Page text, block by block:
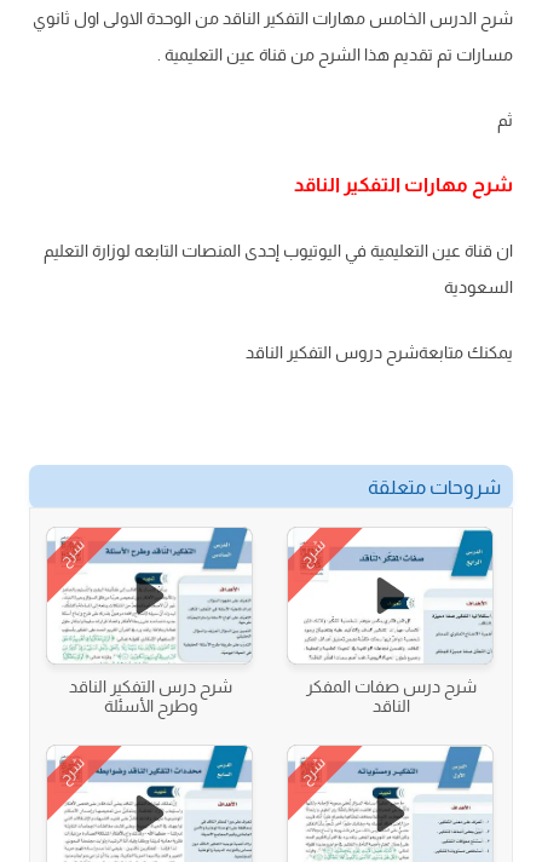
شرح الدرس الخامس مهارات التفكير الناقد من الوحدة الاولى اول ثانوي
مسارات تم تقديم هذا الشرح من قناة عين التعليمية .
ثم
شرح مهارات التفكير الناقد
ان قناة عين التعليمية في اليوتيوب إحدى المنصات التابعه لوزارة التعليم
السعودية
يمكنك متابعةشرح دروس التفكير الناقد
شروحات متعلقة
شرح
شرح درس صفات المفكر
الناقد
شرح
شرح درس التفكير الناقد
وطرح الأسئلة
شرح شرح